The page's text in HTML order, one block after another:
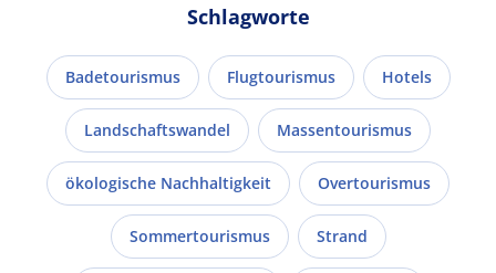
Schlagworte
Badetourismus Flugtourismus Hotels
Landschaftswandel Massentourismus
ökologische Nachhaltigkeit Overtourismus
Sommertourismus Strand